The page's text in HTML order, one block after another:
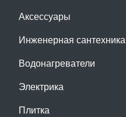
Аксессуары
Инженерная сантехника
Водонагреватели
Электрика
Плитка